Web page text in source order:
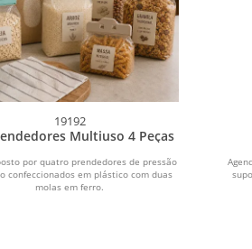
19192
Multiuso 4 Peças
por quatro prendedores de pressão
confeccionados em plástico com duas
molas em ferro.